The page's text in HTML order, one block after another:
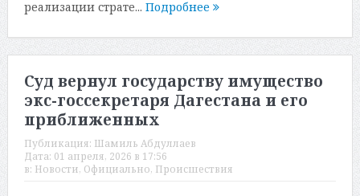
реализации страте... Подробнее
Суд вернул государству имущество
экс-госсекретаря Дагестана и его
приближенных
Публикация: Шамиль Абдуллаев
Дата: 01 апреля, 2026 в 17:56
в: Новости, Официально, Происшествия